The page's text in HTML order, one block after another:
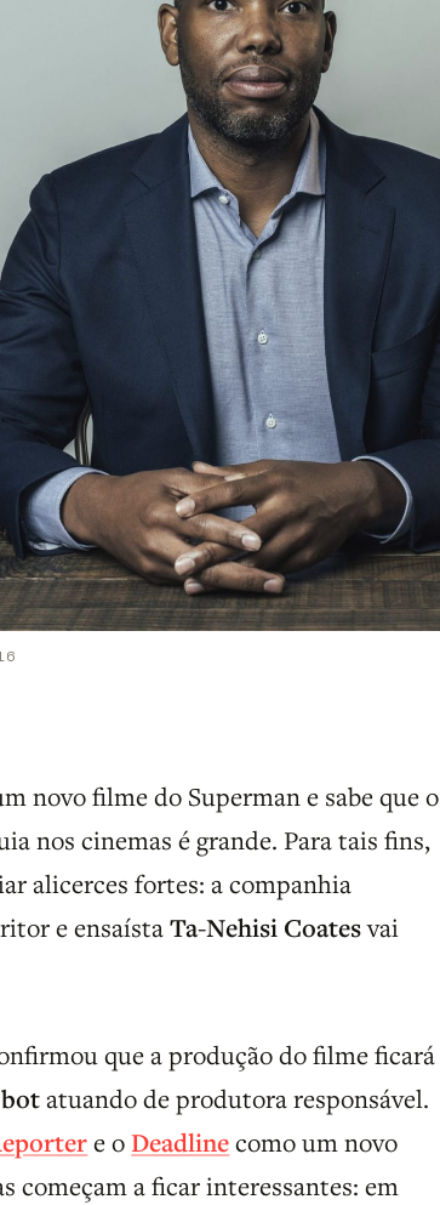
novo filme do Superman e sabe que o
nos cinemas é grande. Para tais fins,
alicerces fortes: a companhia
e ensaístaTa-Nehisi Coatesvai
que a produção do filme ficará
atuando de produtora responsável.
e o Deadlinecomo um novo
começam a ficar interessantes: em